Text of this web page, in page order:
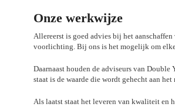
Onze werkwijze
Allereerst is goed advies bij het
voorlichting. Bij ons is het mogelijk om
Daarnaast houden de adviseurs van
staat is de waarde die wordt gehecht aan
Als laatst staat het leveren van kwaliteit en